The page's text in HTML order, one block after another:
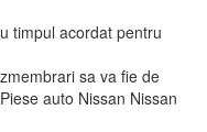
timpul acordat pentru
sa va fie de
auto Nissan Nissan